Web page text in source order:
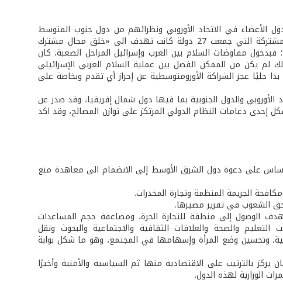
الثاني 1995 مؤتمر لوزراء خارجية الدول الأعضاء في الاتحاد الأوروبي ونظرائهم من دول جنوب المتوسط
وشرقه، وقد تم خلاله الاتفاق على الشراكة الأورومتوسطية، وهذه المبادرة المشتركة التي جمعت 27 دولة كانت تهدف الى «خلق مجال مشترك
مفاوضات السلام بين العرب وإسرائيل المراحل الصعبة، كان
لم يكن من الممكن الفصل بين عملية السلام العربي الإسرائيلي
جليًا عجز الشراكة الأورومتوسطية عن إحراز أي تقدم وبخاصة على
والدول الجنوبية بما فيها دول شمال إفريقيا، وقد صدر عن
دعامات النظام الدولي المرتكز على توازن المصالح، وقد اكد
على دعوة دول الشرق الأوسط إلى الانضمام الى معاهدة منع
الجريمة المنظمة وتجارة المخدرات.
حق الشعوب في تقرير مصيرها.
الوصول إلى منطقة للتجارة الحرة، ومضاعفة حجم المساعدات
التعليم والصحة والعلاقات الثقافية والاجتماعية والبحوث ونقل
وتحسين وضع المرأة وإسهامها في المجتمع، وهو ما شكل بوابة
بالترتيب على الاقتصادية منها ثم السياسية والأمنية وأخيرًا
الوزارية لهذه الدول.